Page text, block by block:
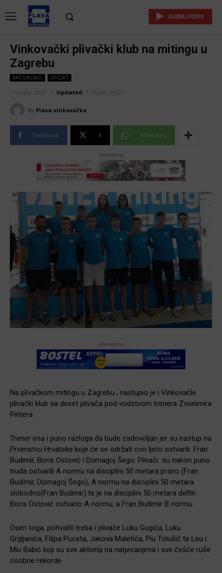
GLEDAJ UŽIVO
Vinkovački plivački klub na mitingu u
Zagrebu
AKTUALNO SPORT
7 ožujka, 2022 Updated: 7 ožujka, 2022
By Plava vinkovačka
Facebook X WhatsApp
-Marketing-
-Marketing-
Na plivačkom mitingu u Zagrebu , nastupio je i Vinkovački
plivački klub sa deset plivača pod vodstvom trenera Zvonimira
Pintera.
Trener ima i puno razloga da bude zadovoljan jer su nastup na
Prvenstvu Hrvatske koje će se održati ovo ljeto ostvarili: Fran
Budimir, Boris Ostović i Domagoj Šego. Plivači su nakon puno
truda ostvarili A normu na disciplini 50 metara prsno (Fran
Budimir, Domagoj Šego), A normu na disciplini 50 metara
slobodno(Fran Budimir) te je na disciplini 50 metara delfin
Boris Ostović ostvario A normu, a Fran Budimir B normu.
Osim toga, pohvaliti treba i plivače Luku Gugića, Luku
Grgljanića, Filipa Puceta, Jakova Maletića, Piu Tolušić te Leu i
Miu Babić koji su sve aktivniji na natjecanjima i sve češće ruše
osobne rekorde.